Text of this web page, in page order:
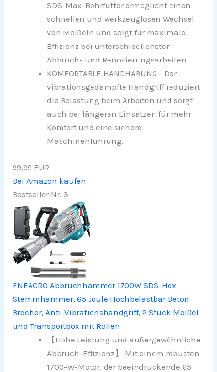
SDS-Max-Bohrfutter ermöglicht einen
schnellen und werkzeuglosen Wechsel
von Meißeln und sorgt für maximale
Effizienz bei unterschiedlichsten
Abbruch- und Renovierungsarbeiten.
KOMFORTABLE HANDHABUNG - Der
vibrationsgedämpfte Handgriff reduziert
die Belastung beim Arbeiten und sorgt
auch bei längeren Einsätzen für mehr
Komfort und eine sichere
Maschinenführung.
99,99 EUR
Bei Amazon kaufen
Bestseller Nr. 3
ENEACRO Abbruchhammer 1700W SDS-Hex
Stemmhammer, 65 Joule Hochbelastbar Beton
Brecher, Anti-Vibrationshandgriff, 2 Stück Meißel
und Transportbox mit Rollen
【Hohe Leistung und außergewöhnliche
Abbruch-Effizienz】 Mit einem robusten
1700-W-Motor, der beeindruckende 65